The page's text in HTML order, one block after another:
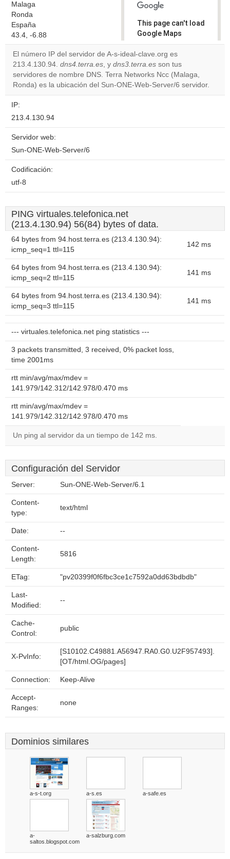
Malaga
Ronda
España
43.4, -6.88
This page can't load
Google Maps
correctly.
Do you
own this
website?
OK
El número IP del servidor de A-s-ideal-clave.org es
213.4.130.94. dns4.terra.es, y dns3.terra.es son tus
servidores de nombre DNS. Terra Networks Ncc (Malaga,
Ronda) es la ubicación del Sun-ONE-Web-Server/6 servidor.
IP:
213.4.130.94
Servidor web:
Sun-ONE-Web-Server/6
Codificación:
utf-8
PING virtuales.telefonica.net
(213.4.130.94) 56(84) bytes of data.
64 bytes from 94.host.terra.es (213.4.130.94):
icmp_seq=1 ttl=115
142 ms
64 bytes from 94.host.terra.es (213.4.130.94):
icmp_seq=2 ttl=115
141 ms
64 bytes from 94.host.terra.es (213.4.130.94):
icmp_seq=3 ttl=115
141 ms
--- virtuales.telefonica.net ping statistics ---
3 packets transmitted, 3 received, 0% packet loss,
time 2001ms
rtt min/avg/max/mdev =
141.979/142.312/142.978/0.470 ms
rtt min/avg/max/mdev =
141.979/142.312/142.978/0.470 ms
Un ping al servidor da un tiempo de 142 ms.
Configuración del Servidor
Server: Sun-ONE-Web-Server/6.1
Content-
type:
text/html
Date: --
Content-
Length:
5816
ETag: "pv20399f0f6fbc3ce1c7592a0dd63bdbdb"
Last-
Modified:
--
Cache-
Control:
public
X-PvInfo:
[S10102.C49881.A56947.RA0.G0.U2F957493].
[OT/html.OG/pages]
Connection: Keep-Alive
Accept-
Ranges:
none
Dominios similares
a-s-t.org a-s.es a-safe.es
a-
saltos.blogspot.com
a-salzburg.com